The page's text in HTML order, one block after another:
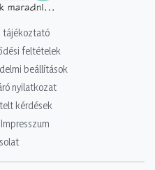
tájékoztató
feltételek
beállítások
nyilatkozat
kérdések